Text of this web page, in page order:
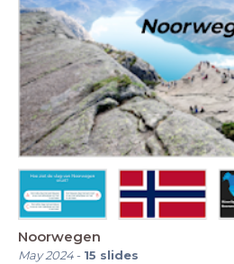
Noorwegen
May 2024- 15 slides